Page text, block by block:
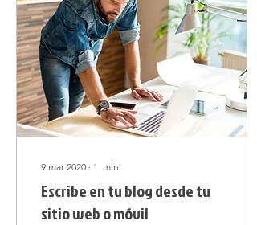
9 mar 2020 ∙ 1 min
Escribe en tu blog desde tu
sitio web o móvil